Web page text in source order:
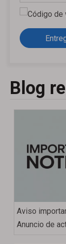
Blog
Aviso
Anuncio de